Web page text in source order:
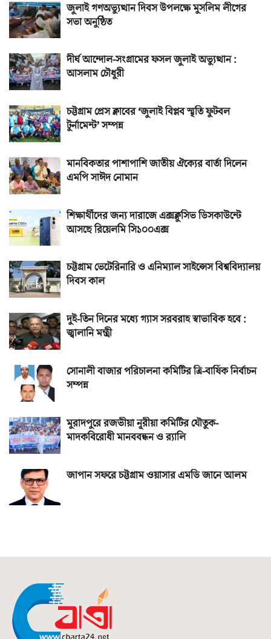
জুলাই গণঅভ্যুত্থান দিবস উপলক্ষে মুসলিম লীগের
সভা অনুষ্ঠিত
দীর্ঘ আন্দোল-সংগ্রামের ফসল জুলাই অভ্যুত্থান :
আসলাম চৌধুরী
চট্টগ্রাম প্রেস ক্লাবের ‘জুলাই বিপ্লব স্মৃতি ফুটবল
টুর্নামেন্ট’ সম্পন্ন
মানবিকতার পাশাপাশি জাতীয় ঐক্যের বার্তা দিলেন
এমপি সাঈদ নোমান
শিক্ষার্থীদের জন্য দারাজে এক্সক্লুসিভ ডিসকাউন্টে
আসছে রিয়েলমি সি১০০এক্স
চট্টগ্রাম ভেটেরিনারি ও এনিম্যাল সাইন্সেস বিশ্ববিদ্যালয়
দিবস কাল
দুই-তিন দিনের মধ্যে গ্যাস সরবরাহ স্বাভাবিক হবে :
জ্বালানি মন্ত্রী
সোনালী বাজার পরিচালনা কমিটির ত্রি-বার্ষিক নির্বাচন
সম্পন্ন
মুরাদপুরে রজভীয়া নূরীয়া কমিটির যৌতুক-
মাদকবিরোধী মানববন্ধন ও র‌্যালি
জাপান সফরে চট্টগ্রাম ওয়াসার এমডি জানে আলম